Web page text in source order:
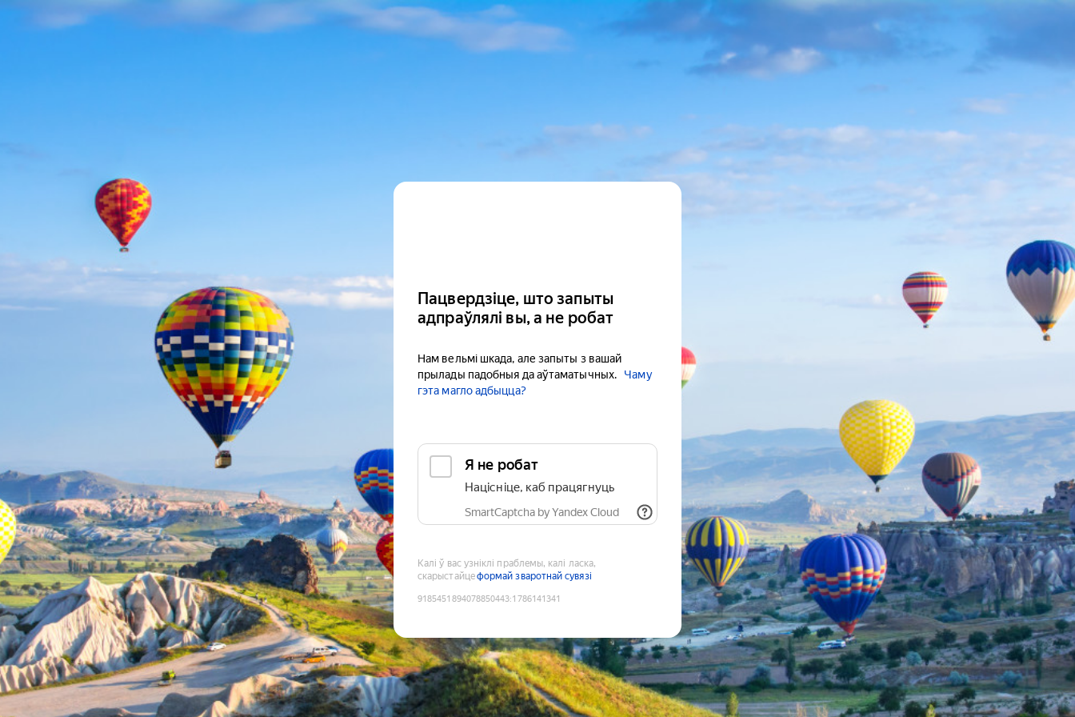
Пацвердзіце, што запыты
адпраўлялі вы, а не робат
Нам вельмі шкада, але запыты з вашай
прылады падобныя да аўтаматычных.
Чаму
гэта магло адбыцца?
Я не робат
Націсніце, каб працягнуць
SmartCaptcha by Yandex Cloud
Калі ў вас узніклі праблемы, калі ласка,
скарыстайцеформай зваротнай сувязі
9185451894078850443:1786141341